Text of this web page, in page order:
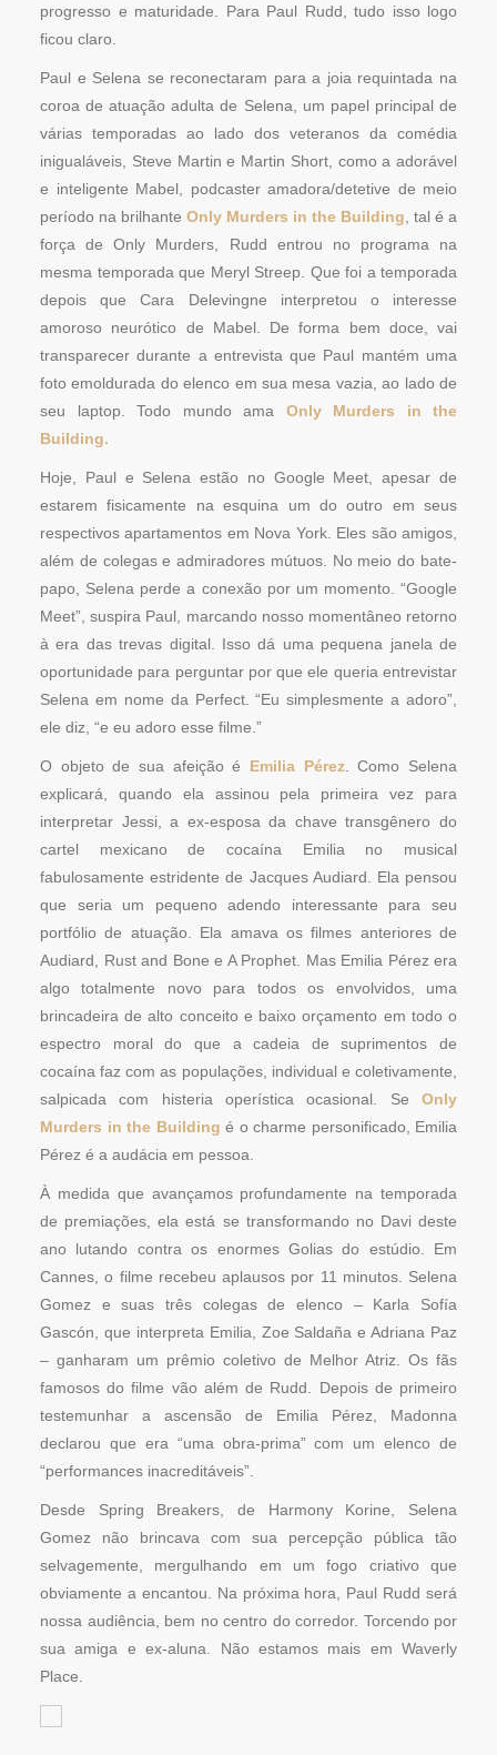
progresso e maturidade. Para Paul Rudd, tudo isso logo
ficou claro.
Paul e Selena se reconectaram para a joia requintada na
coroa de atuação adulta de Selena, um papel principal de
várias temporadas ao lado dos veteranos da comédia
inigualáveis, ​​Steve Martin e Martin Short, como a adorável
e inteligente Mabel, podcaster amadora/detetive de meio
período na brilhante Only Murders in the Building , tal é a
força de Only Murders, Rudd entrou no programa na
mesma temporada que Meryl Streep. Que foi a temporada
depois que Cara Delevingne interpretou o interesse
amoroso neurótico de Mabel. De forma bem doce, vai
transparecer durante a entrevista que Paul mantém uma
foto emoldurada do elenco em sua mesa vazia, ao lado de
seu laptop. Todo mundo ama Only Murders in the
Building.
Hoje, Paul e Selena estão no Google Meet, apesar de
estarem fisicamente na esquina um do outro em seus
respectivos apartamentos em Nova York. Eles são amigos,
além de colegas e admiradores mútuos. No meio do bate-
papo, Selena perde a conexão por um momento. “Google
Meet”, suspira Paul, marcando nosso momentâneo retorno
à era das trevas digital. Isso dá uma pequena janela de
oportunidade para perguntar por que ele queria entrevistar
Selena em nome da Perfect. “Eu simplesmente a adoro”,
ele diz, “e eu adoro esse filme.”
O objeto de sua afeição é Emilia Pérez. Como Selena
explicará, quando ela assinou pela primeira vez para
interpretar Jessi, a ex-esposa da chave transgênero do
cartel mexicano de cocaína Emilia no musical
fabulosamente estridente de Jacques Audiard. Ela pensou
que seria um pequeno adendo interessante para seu
portfólio de atuação. Ela amava os filmes anteriores de
Audiard, Rust and Bone e A Prophet. Mas Emilia Pérez era
algo totalmente novo para todos os envolvidos, uma
brincadeira de alto conceito e baixo orçamento em todo o
espectro moral do que a cadeia de suprimentos de
cocaína faz com as populações, individual e coletivamente,
salpicada com histeria operística ocasional. Se Only
Murders in the Building é o charme personificado, Emilia
Pérez é a audácia em pessoa.
À medida que avançamos profundamente na temporada
de premiações, ela está se transformando no Davi deste
ano lutando contra os enormes Golias do estúdio. Em
Cannes, o filme recebeu aplausos por 11 minutos. Selena
Gomez e suas três colegas de elenco – Karla Sofía
Gascón, que interpreta Emilia, Zoe Saldaña e Adriana Paz
– ganharam um prêmio coletivo de Melhor Atriz. Os fãs
famosos do filme vão além de Rudd. Depois de primeiro
testemunhar a ascensão de Emilia Pérez, Madonna
declarou que era “uma obra-prima” com um elenco de
“performances inacreditáveis”.
Desde Spring Breakers, de Harmony Korine, Selena
Gomez não brincava com sua percepção pública tão
selvagemente, mergulhando em um fogo criativo que
obviamente a encantou. Na próxima hora, Paul Rudd será
nossa audiência, bem no centro do corredor. Torcendo por
sua amiga e ex-aluna. Não estamos mais em Waverly
Place.